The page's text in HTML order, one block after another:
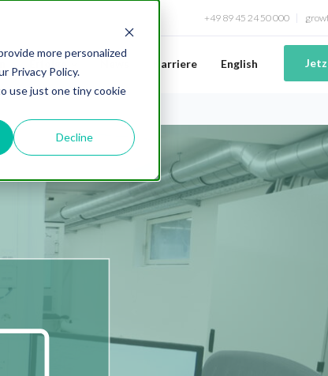
more personalized
Privacy Policy.
use just one tiny cookie
Decline
+49 89 45 24 50 000
Karriere English